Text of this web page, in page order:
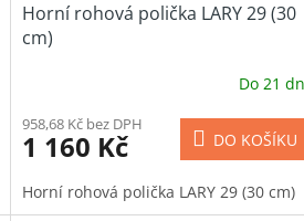
Horní rohová polička LARY 29 (30
cm)
Do 21
958,68 Kč bez DPH
1 160 Kč DO KOŠÍKU
Horní rohová polička LARY 29 (30 cm)